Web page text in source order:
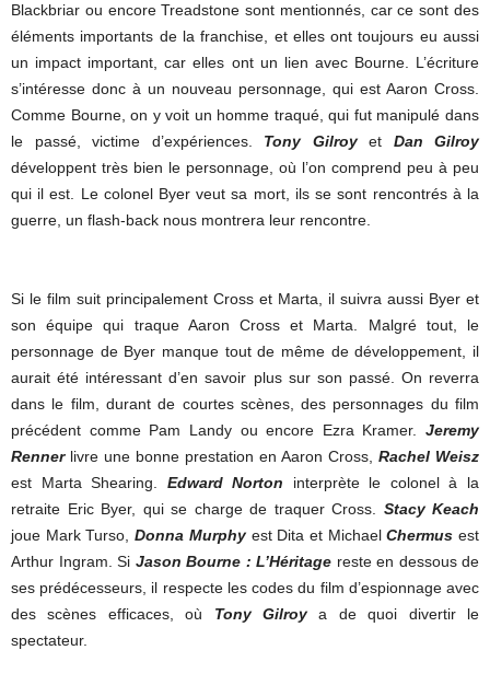
Blackbriar ou encore Treadstone sont mentionnés, car ce sont des
éléments importants de la franchise, et elles ont toujours eu aussi
un impact important, car elles ont un lien avec Bourne. L’écriture
s’intéresse donc à un nouveau personnage, qui est Aaron Cross.
Comme Bourne, on y voit un homme traqué, qui fut manipulé dans
le passé, victime d’expériences. Tony Gilroyet Dan Gilroy
développent très bien le personnage, où l’on comprend peu à peu
qui il est. Le colonel Byer veut sa mort, ils se sont rencontrés à la
guerre, un flash-back nous montrera leur rencontre.
Si le film suit principalement Cross et Marta, il suivra aussi Byer et
son équipe qui traque Aaron Cross et Marta. Malgré tout, le
personnage de Byer manque tout de même de développement, il
aurait été intéressant d’en savoir plus sur son passé. On reverra
dans le film, durant de courtes scènes, des personnages du film
précédent comme Pam Landy ou encore Ezra Kramer. Jeremy
Rennerlivre une bonne prestation en Aaron Cross, Rachel Weisz
est Marta Shearing. Edward Norton interprète le colonel à la
retraite Eric Byer, qui se charge de traquer Cross. Stacy Keach
joue Mark Turso,Donna Murphy est Dita et MichaelChermus est
Arthur Ingram. Si Jason Bourne : L’Héritage reste en dessous de
ses prédécesseurs, il respecte les codes du film d’espionnage avec
des scènes efficaces, où Tony Gilroy a de quoi divertir le
spectateur.